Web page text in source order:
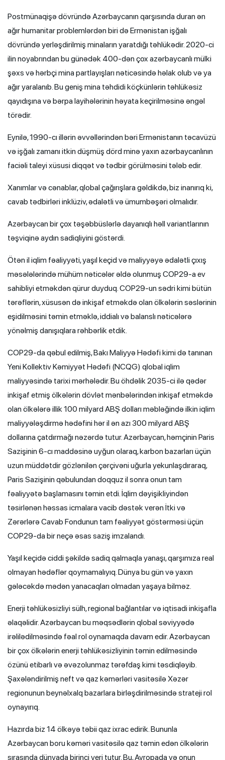
Postmünaqişə dövründə Azərbaycanın qarşısında duran ən
ağır humanitar problemlərdən biri də Ermənistan işğalı
dövründə yerləşdirilmiş minaların yaratdığı təhlükədir. 2020-ci
ilin noyabrından bu günədək 400-dən çox azərbaycanlı mülki
şəxs və hərbçi mina partlayışları nəticəsində həlak olub və ya
ağır yaralanıb. Bu geniş mina təhdidi köçkünlərin təhlükəsiz
qayıdışına və bərpa layihələrinin həyata keçirilməsinə əngəl
törədir.
Eynilə, 1990-cı illərin əvvəllərindən bəri Ermənistanın təcavüzü
və işğalı zamanı itkin düşmüş dörd minə yaxın azərbaycanlının
faciəli taleyi xüsusi diqqət və tədbir görülməsini tələb edir.
Xanımlar və cənablar, qlobal çağırışlara gəldikdə, biz inanırıq ki,
cavab tədbirləri inklüziv, ədalətli və ümumbəşəri olmalıdır.
Azərbaycan bir çox təşəbbüslərlə dayanıqlı həll variantlarının
təşviqinə aydın sadiqliyini göstərdi.
Ötən il iqlim fəaliyyəti, yaşıl keçid və maliyyəyə ədalətli çıxış
məsələlərində mühüm nəticələr əldə olunmuş COP29-a ev
sahibliyi etməkdən qürur duyduq. COP29-un sədri kimi bütün
tərəflərin, xüsusən də inkişaf etməkdə olan ölkələrin səslərinin
eşidilməsini təmin etməklə, iddialı və balanslı nəticələrə
yönəlmiş danışıqlara rəhbərlik etdik.
COP29-da qəbul edilmiş, Bakı Maliyyə Hədəfi kimi də tanınan
Yeni Kollektiv Kəmiyyət Hədəfi (NCQG) qlobal iqlim
maliyyəsində tarixi mərhələdir. Bu öhdəlik 2035-ci ilə qədər
inkişaf etmiş ölkələrin dövlət mənbələrindən inkişaf etməkdə
olan ölkələrə illik 100 milyard ABŞ dolları məbləğində ilkin iqlim
maliyyələşdirmə hədəfini hər il ən azı 300 milyard ABŞ
dollarına çatdırmağı nəzərdə tutur. Azərbaycan, həmçinin Paris
Sazişinin 6-cı maddəsinə uyğun olaraq, karbon bazarları üçün
uzun müddətdir gözlənilən çərçivəni uğurla yekunlaşdıraraq,
Paris Sazişinin qəbulundan doqquz il sonra onun tam
fəaliyyətə başlamasını təmin etdi. İqlim dəyişikliyindən
təsirlənən həssas icmalara vacib dəstək verən İtki və
Zərərlərə Cavab Fondunun tam fəaliyyət göstərməsi üçün
COP29-da bir neçə əsas saziş imzalandı.
Yaşıl keçidə ciddi şəkildə sadiq qalmaqla yanaşı, qarşımıza real
olmayan hədəflər qoymamalıyıq. Dünya bu gün və yaxın
gələcəkdə mədən yanacaqları olmadan yaşaya bilməz.
Enerji təhlükəsizliyi sülh, regional bağlantılar və iqtisadi inkişafla
əlaqəlidir. Azərbaycan bu məqsədlərin qlobal səviyyədə
irəlilədilməsində fəal rol oynamaqda davam edir. Azərbaycan
bir çox ölkələrin enerji təhlükəsizliyinin təmin edilməsində
özünü etibarlı və əvəzolunmaz tərəfdaş kimi təsdiqləyib.
Şaxələndirilmiş neft və qaz kəmərləri vasitəsilə Xəzər
regionunun beynəlxalq bazarlara birləşdirilməsində strateji rol
oynayırıq.
Hazırda biz 14 ölkəyə təbii qaz ixrac edirik. Bununla
Azərbaycan boru kəməri vasitəsilə qaz təmin edən ölkələrin
sırasında dünyada birinci yeri tutur. Bu, Avropada və onun